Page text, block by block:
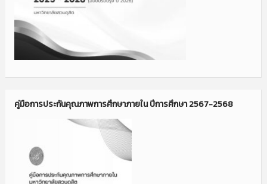
คู่มือการประกันคุณภาพการศึกษาภายใน ปีการศึกษา 2567-2568